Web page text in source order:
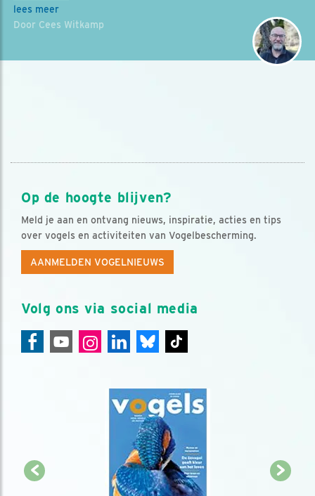
lees meer
Door Cees Witkamp
Op de hoogte blijven?
Meld je aan en ontvang nieuws, inspiratie, acties en tips
over vogels en activiteiten van Vogelbescherming.
AANMELDEN VOGELNIEUWS
Volg ons via social media